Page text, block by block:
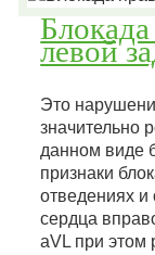
левой
Это
значительно
данном виде
признаки
отведениях и
сердца
aVL при этом